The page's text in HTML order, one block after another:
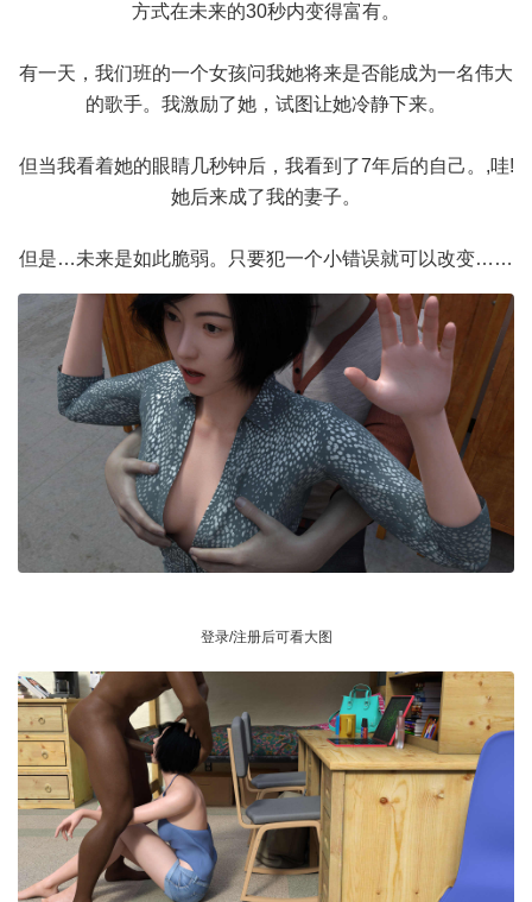
方式在未来的30秒内变得富有。
有一天，我们班的一个女孩问我她将来是否能成为一名伟大
的歌手。我激励了她，试图让她冷静下来。
但当我看着她的眼睛几秒钟后，我看到了7年后的自己。,哇!
她后来成了我的妻子。
但是…未来是如此脆弱。只要犯一个小错误就可以改变……
登录/注册后可看大图